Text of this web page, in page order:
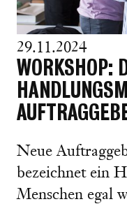
29.11.2024
WORKSHOP:
Neue
bezeichnet ein
Menschen egal